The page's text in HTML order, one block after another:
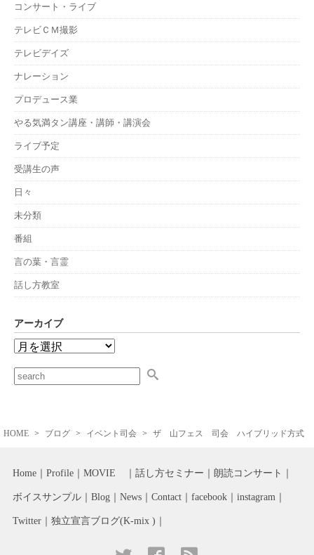
コンサート・ライブ
テレビＣＭ撮影
テレビデイズ
ナレーション
プロデュース業
やる気満タン講座・講師・講演会
ライブ予定
受講生の声
日々
未分類
番組
言の葉・言霊
話し方教室
アーカイブ
HOME ブログ イベント司会 ザ 山フェス 司会 ハイブリッド方式
Home Profile MOVIE 話し方セミナー 朗読コンサート
ボイスサンプル Blog News Contact facebook instagram
Twitter 独立宣言ブログ(K-mix )